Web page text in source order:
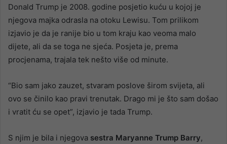
Donald Trump je 2008. godine posjetio kuću u kojoj je
njegova majka odrasla na otoku Lewisu. Tom prilikom
izjavio je da je ranije bio u tom kraju kao veoma malo
dijete, ali da se toga ne sjeća. Posjeta je, prema
procjenama, trajala tek nešto više od minute.
“Bio sam jako zauzet, stvaram poslove širom svijeta, ali
ovo se činilo kao pravi trenutak. Drago mi je što sam došao
i vratit ću se opet”, izjavio je tada Trump.
S njim je bila i njegova sestra Maryanne Trump Barry,